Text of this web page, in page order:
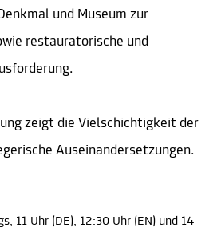
und Museum zur
restauratorische und
zeigt die Vielschichtigkeit der
Auseinandersetzungen.
11 Uhr (DE), 12:30 Uhr (EN) und 14